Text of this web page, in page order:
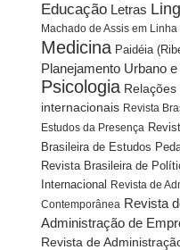
Educação Letras
Machado de Assis em Linha
Medicina Paidéia
Planejamento Urbano
Psicologia Relações
internacionais Revista
Estudos da Presença
Brasileira de Estudos
Revista Brasileira de
Internacional Revista de
Contemporânea Revista
Administração de
Revista de